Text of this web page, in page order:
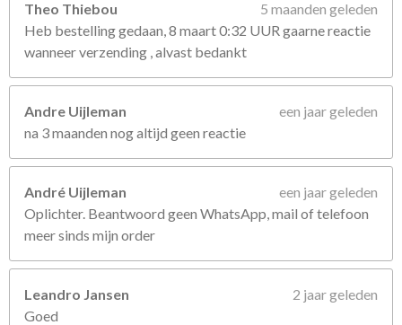
Theo Thiebou
5 maanden geleden
Heb bestelling gedaan, 8 maart 0:32 UUR gaarne reactie
wanneer verzending , alvast bedankt
Andre Uijleman
een jaar geleden
na 3 maanden nog altijd geen reactie
André Uijleman
een jaar geleden
Oplichter. Beantwoord geen WhatsApp, mail of telefoon
meer sinds mijn order
Leandro Jansen
2 jaar geleden
Goed